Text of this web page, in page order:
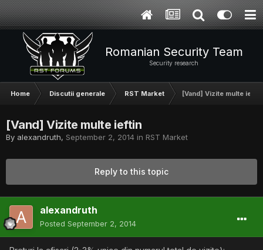
Romanian Security Team
Security research
Home Discutii generale RST Market [Vand] Vizite multe ieftin
[Vand] Vizite multe ieftin
By alexandruth, September 2, 2014 in RST Market
Reply to this topic
alexandruth
Posted September 2, 2014